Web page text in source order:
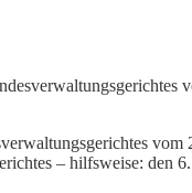
– hilfsweise: den